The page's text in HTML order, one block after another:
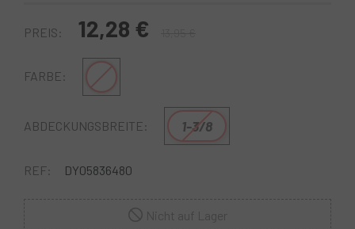
PREIS: 12,28 €
FARBE:Schwarz-Weiss
ABDECKUNGSBREITE: 1-3/8
REF: DY05836480